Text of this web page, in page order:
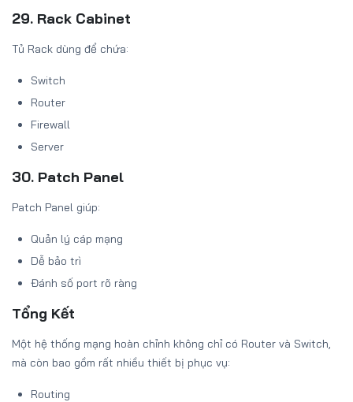
29. Rack Cabinet
Tủ Rack dùng để chứa:
Switch
Router
Firewall
Server
30. Patch Panel
Patch Panel giúp:
Quản lý cáp mạng
Dễ bảo trì
Đánh số port rõ ràng
Tổng Kết
Một hệ thống mạng hoàn chỉnh không chỉ có Router và Switch,
mà còn bao gồm rất nhiều thiết bị phục vụ:
Routing